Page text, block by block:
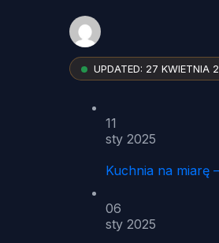
UPDATED: 27 KWIETNIA
11
sty 2025
Kuchnia na miarę
06
sty 2025